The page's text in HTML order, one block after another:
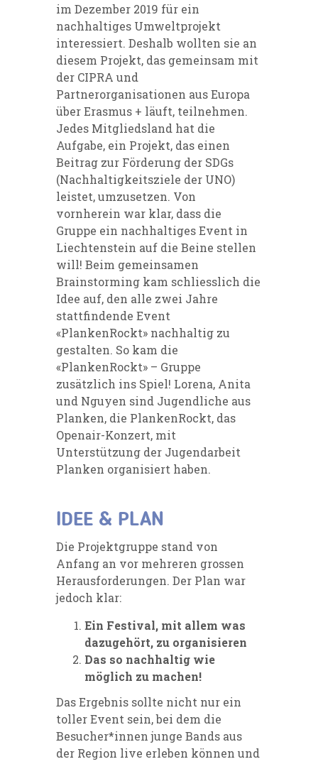
im Dezember 2019 für ein
nachhaltiges Umweltprojekt
interessiert. Deshalb wollten sie an
diesem Projekt, das gemeinsam mit
der CIPRA und
Partnerorganisationen aus Europa
über Erasmus + läuft, teilnehmen.
Jedes Mitgliedsland hat die
Aufgabe, ein Projekt, das einen
Beitrag zur Förderung der SDGs
(Nachhaltigkeitsziele der UNO)
leistet, umzusetzen. Von
vornherein war klar, dass die
Gruppe ein nachhaltiges Event in
Liechtenstein auf die Beine stellen
will! Beim gemeinsamen
Brainstorming kam schliesslich die
Idee auf, den alle zwei Jahre
stattfindende Event
«PlankenRockt» nachhaltig zu
gestalten. So kam die
«PlankenRockt» – Gruppe
zusätzlich ins Spiel! Lorena, Anita
und Nguyen sind Jugendliche aus
Planken, die PlankenRockt, das
Openair-Konzert, mit
Unterstützung der Jugendarbeit
Planken organisiert haben.
IDEE & PLAN
Die Projektgruppe stand von
Anfang an vor mehreren grossen
Herausforderungen. Der Plan war
jedoch klar:
Ein Festival, mit allem was
dazugehört, zu organisieren
Das so nachhaltig wie
möglich zu machen!
Das Ergebnis sollte nicht nur ein
toller Event sein, bei dem die
Besucher*innen junge Bands aus
der Region live erleben können und